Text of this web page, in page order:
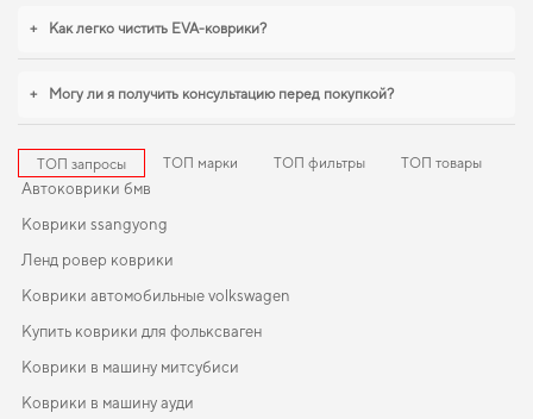
+ Как легко чистить EVA-коврики?
+ Могу ли я получить консультацию перед покупкой?
ТОП запросы ТОП марки ТОП фильтры ТОП товары
Автоковрики бмв
Коврики ssangyong
Ленд ровер коврики
Коврики автомобильные volkswagen
Купить коврики для фольксваген
Коврики в машину митсубиси
Коврики в машину ауди